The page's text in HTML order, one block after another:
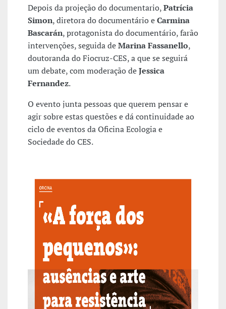
Depois da projeção do documentario,Patrícia
Simon, diretora do documentário eCarmina
Bascarán, protagonista do documentário, farão
intervenções, seguida deMarina Fassanello,
doutoranda do Fiocruz-CES, a que se seguirá
um debate, com moderação deJessica
Fernandez.
O evento junta pessoas que querem pensar e
agir sobre estas questões e dá continuidade ao
ciclo de eventos da Oficina Ecologia e
Sociedade do CES.